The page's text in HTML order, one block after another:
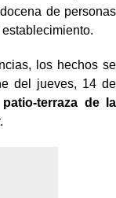
de personas
los hechos se
del jueves, 14 de
terraza de la